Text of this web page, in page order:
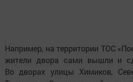
Например, на территории ТОС
жители двора сами вышли и
Во дворах улицы Химиков,